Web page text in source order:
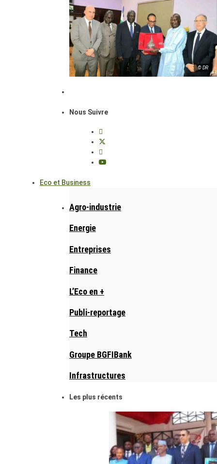
© DR
Nous Suivre
Eco et Business
Agro-industrie
Energie
Entreprises
Finance
L’Eco en +
Publi-reportage
Tech
Groupe BGFIBank
Infrastructures
Les plus récents